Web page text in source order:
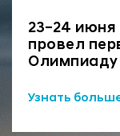
23–24
провел
Олимпиаду
Узнать